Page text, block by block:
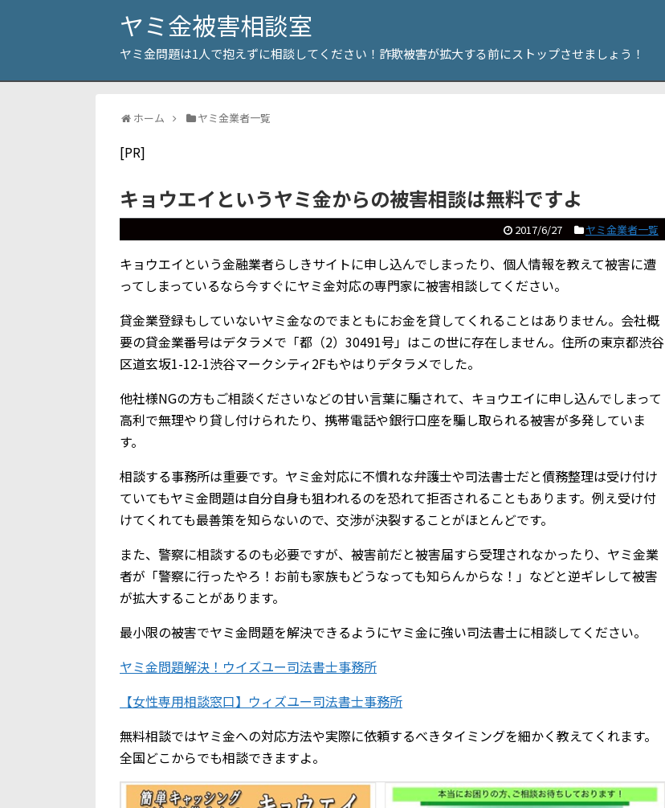
ヤミ金被害相談室
ヤミ金問題は1人で抱えずに相談してください！詐欺被害が拡大する前にストップさせましょう！
ホーム ヤミ金業者一覧
[PR]
キョウエイというヤミ金からの被害相談は無料ですよ
2017/6/27 ヤミ金業者一覧
キョウエイという金融業者らしきサイトに申し込んでしまったり、個人情報を教えて被害に遭
ってしまっているなら今すぐにヤミ金対応の専門家に被害相談してください。
貸金業登録もしていないヤミ金なのでまともにお金を貸してくれることはありません。会社概
要の貸金業番号はデタラメで「都（2）30491号」はこの世に存在しません。住所の東京都渋谷
区道玄坂1-12-1渋谷マークシティ2Fもやはりデタラメでした。
他社様NGの方もご相談くださいなどの甘い言葉に騙されて、キョウエイに申し込んでしまって
高利で無理やり貸し付けられたり、携帯電話や銀行口座を騙し取られる被害が多発していま
す。
相談する事務所は重要です。ヤミ金対応に不慣れな弁護士や司法書士だと債務整理は受け付け
ていてもヤミ金問題は自分自身も狙われるのを恐れて拒否されることもあります。例え受け付
けてくれても最善策を知らないので、交渉が決裂することがほとんどです。
また、警察に相談するのも必要ですが、被害前だと被害届すら受理されなかったり、ヤミ金業
者が「警察に行ったやろ！お前も家族もどうなっても知らんからな！」などと逆ギレして被害
が拡大することがあります。
最小限の被害でヤミ金問題を解決できるようにヤミ金に強い司法書士に相談してください。
ヤミ金問題解決！ウイズユー司法書士事務所
【女性専用相談窓口】ウィズユー司法書士事務所
無料相談ではヤミ金への対応方法や実際に依頼するべきタイミングを細かく教えてくれます。
全国どこからでも相談できますよ。